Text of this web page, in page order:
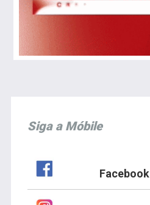
Siga a Móbile
Facebook